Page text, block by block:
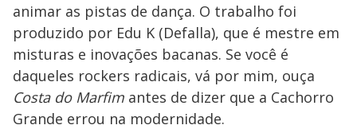
animar as pistas de dança. O trabalho foi
produzido por Edu K (Defalla), que é mestre em
misturas e inovações bacanas. Se você é
daqueles rockers radicais, vá por mim, ouça
Costa do Marfim antes de dizer que a Cachorro
Grande errou na modernidade.